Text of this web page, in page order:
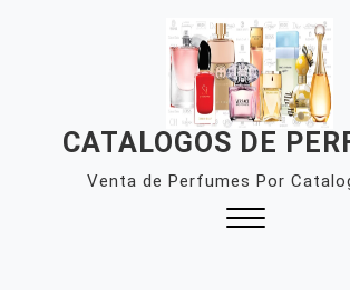
CATALOGOS DE
Venta de Perfumes Por